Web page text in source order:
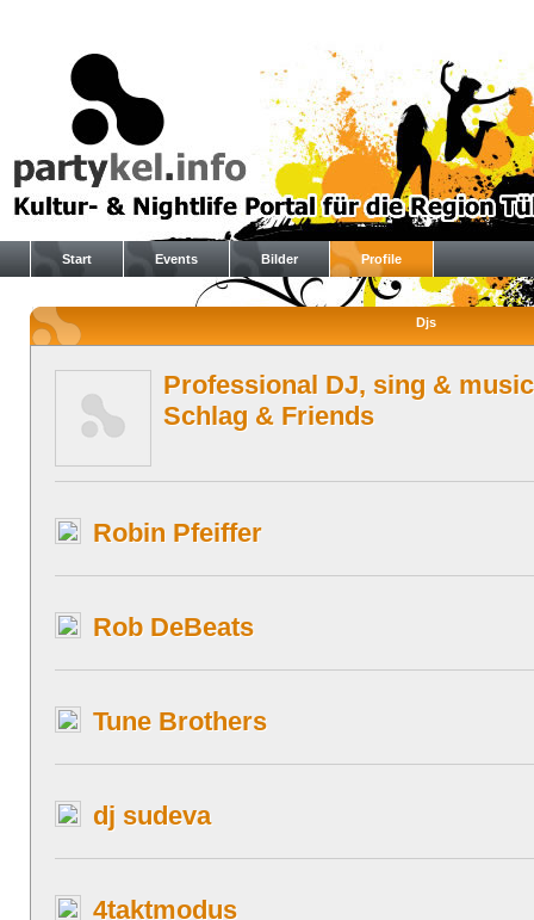
Start Events Bilder Profile
Djs
Professional DJ, sing &
Schlag & Friends
Robin Pfeiffer
Rob DeBeats
Tune Brothers
dj sudeva
4taktmodus